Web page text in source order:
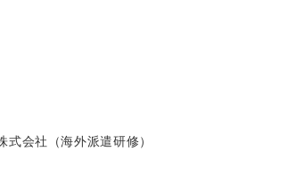
式会社（海外派遣研修）